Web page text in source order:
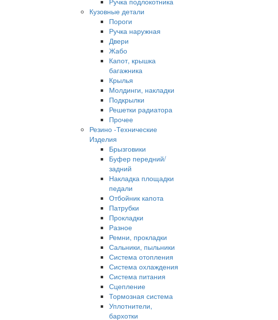
Кузовные детали
Пороги
Ручка наружная
Двери
Жабо
Капот, крышка
багажника
Крылья
Молдинги, накладки
Подкрылки
Решетки радиатора
Прочее
Резино -Технические
Изделия
Брызговики
Буфер передний/
задний
Накладка площадки
педали
Отбойник капота
Патрубки
Прокладки
Разное
Ремни, прокладки
Сальники, пыльники
Система отопления
Система охлаждения
Система питания
Сцепление
Тормозная система
Уплотнители,
бархотки